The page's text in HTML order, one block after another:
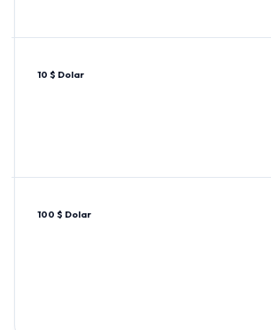
10 $ Dolar
100 $ Dolar